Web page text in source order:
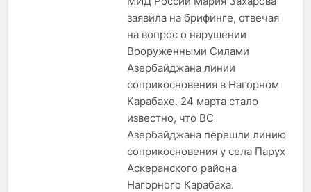
заявила на брифинге, отвечая
на вопрос о нарушении
Вооруженными Силами
Азербайджана линии
соприкосновения в Нагорном
Карабахе. 24 марта стало
известно, что ВС
Азербайджана перешли линию
соприкосновения у села Парух
Аскеранского района
Нагорного Карабаха.